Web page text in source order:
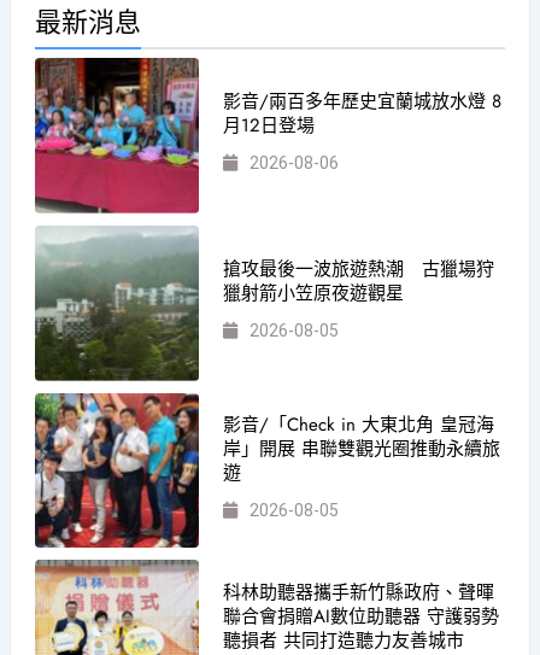
最新消息
影音/兩百多年歷史宜蘭城放水燈 8
月12日登場
2026-08-06
搶攻最後一波旅遊熱潮 古獵場狩
獵射箭小笠原夜遊觀星
2026-08-05
影音/「Check in 大東北角 皇冠海
岸」開展 串聯雙觀光圈推動永續旅
遊
2026-08-05
科林助聽器攜手新竹縣政府、聲暉
聯合會捐贈AI數位助聽器 守護弱勢
聽損者 共同打造聽力友善城市